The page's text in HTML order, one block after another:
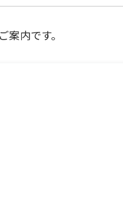
内です。